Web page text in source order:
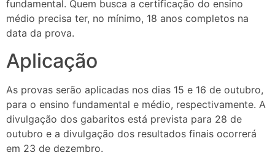
fundamental. Quem busca a certificação do ensino
médio precisa ter, no mínimo, 18 anos completos na
data da prova.
Aplicação
As provas serão aplicadas nos dias 15 e 16 de outubro,
para o ensino fundamental e médio, respectivamente. A
divulgação dos gabaritos está prevista para 28 de
outubro e a divulgação dos resultados finais ocorrerá
em 23 de dezembro.